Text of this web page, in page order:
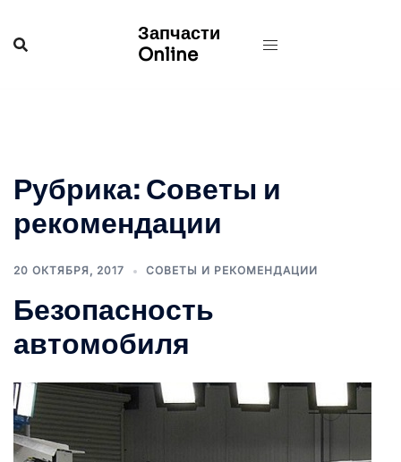
Запчасти
Online
Рубрика: Советы и
рекомендации
20 ОКТЯБРЯ, 2017 СОВЕТЫ И РЕКОМЕНДАЦИИ
Безопасность
автомобиля